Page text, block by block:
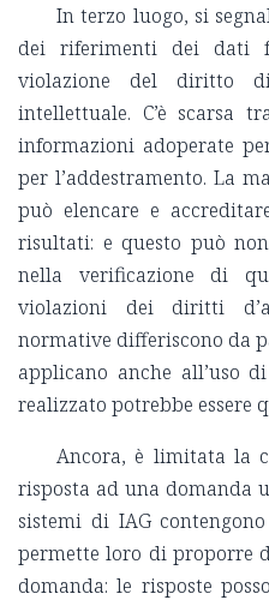
In terzo luogo, si
dei riferimenti dei dati
violazione del diritto
intellettuale. C’è scarsa
informazioni adoperate
per l’addestramento. La
può elencare e
risultati: e questo può
nella verificazione di
violazioni dei diritti
normative differiscono da
applicano anche all’uso
realizzato potrebbe essere
Ancora, è limitata la
risposta ad una domanda
sistemi di IAG
permette loro di proporre
domanda: le risposte